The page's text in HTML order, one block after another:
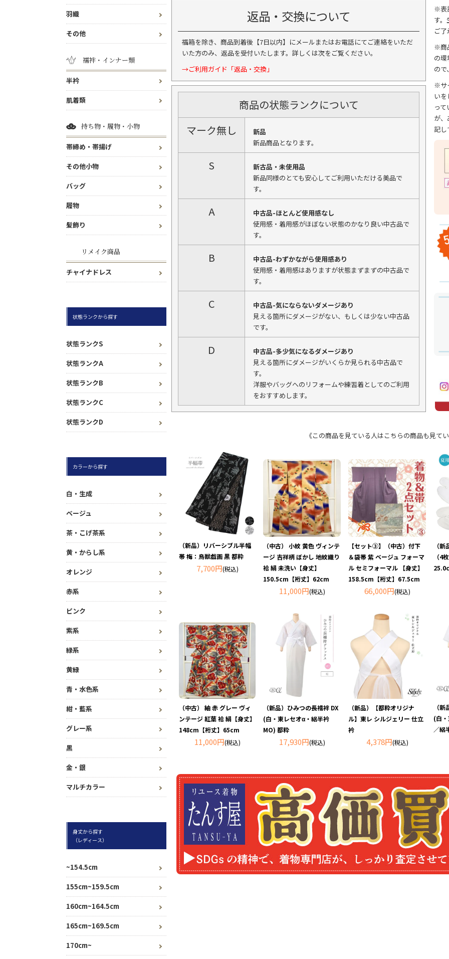
羽織
その他
襦袢・インナー類
半衿
肌着類
持ち物・履物・小物
帯締め・帯揚げ
その他小物
バッグ
履物
髪飾り
リメイク商品
チャイナドレス
状態ランクから探す
状態ランクS
状態ランクA
状態ランクB
状態ランクC
状態ランクD
カラーから探す
白・生成
ベージュ
茶・こげ茶系
黄・からし系
オレンジ
赤系
ピンク
紫系
緑系
黄緑
青・水色系
紺・藍系
グレー系
黒
金・銀
マルチカラー
身丈から探す
（レディース）
~154.5cm
155cm~159.5cm
160cm~164.5cm
165cm~169.5cm
170cm~
返品・交換について
福箱を除き、商品到着後【7日以内】にメールまたはお電話にてご連絡をいただ
いた方のみ、返品を受付いたします。詳しくは次をご覧ください。
→ご利用ガイド「返品・交換」
商品の状態ランクについて
マーク無し
新品
新品商品となります。
S
新古品・未使用品
新品同様のとても安心してご利用いただける美品で
す。
A
中古品-ほとんど使用感なし
使用感・着用感がほぼない状態のかなり良い中古品で
す。
B
中古品-わずかながら使用感あり
使用感・着用感はありますが状態まずまずの中古品で
す。
C
中古品-気にならないダメージあり
見える箇所にダメージがない、もしくは少ない中古品
です。
D
中古品-多少気になるダメージあり
見える箇所にダメージがいくらか見られる中古品で
す。
洋服やバッグへのリフォームや練習着としてのご利用
をおすすめします。
※表
す
ご
※商
の
の
※サ
い
っ
が
記し
《この商品を見ている人はこちらの商品も見て
（新品）リバーシブル半幅
帯 梅：鳥獣戯画 黒 都粋
7,700円(税込)
（中古） 小紋 黄色 ヴィンテ
ージ 吉祥柄 ぼかし 地紋織り
袷 絹 未洗い【身丈】
150.5cm【裄丈】62cm
11,000円(税込)
【セット③】（中古）付下
＆袋帯 紫 ベージュ フォーマ
ル セミフォーマル 【身丈】
158.5cm【裄丈】67.5cm
66,000円(税込)
（
（4
（中古） 紬 赤 グレー ヴィ
ンテージ 紅葉 袷 絹【身丈】
148cm【裄丈】65cm
11,000円(税込)
（新品）ひみつの長襦袢 DX
(白・東レセオα・絽半衿
MO) 都粋
17,930円(税込)
（新品）【都粋オリジナ
ル】東レ シルジェリー 仕立
衿
4,378円(税込)
（
(白
／絽